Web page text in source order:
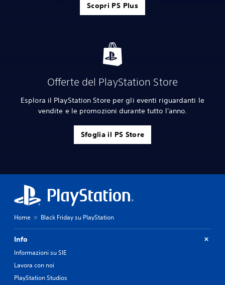
Scopri PS Plus
Offerte del PlayStation Store
Esplora il PlayStation Store per gli eventi riguardanti le
vendite e le promozioni durante tutto l'anno.
Sfoglia il PS Store
Home Black Friday su PlayStation
Info
Informazioni su SIE
Lavora con noi
PlayStation Studios